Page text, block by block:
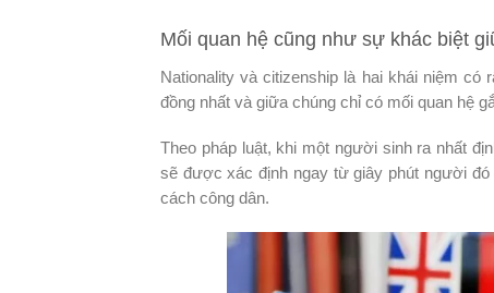
Mối quan hệ cũng như sự khác biệt
Nationality và citizenship là hai khái niệm có
đồng nhất và giữa chúng chỉ có mối quan hệ
Theo pháp luật, khi một người sinh ra nhất
sẽ được xác định ngay từ giây phút người
cách công dân.